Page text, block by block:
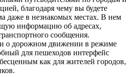
благодаря чему вы будете
даже в незнакомых местах. В нем
информацию об адресах,
сообщения.
о дорожном движении в режиме
для пешеходов интерфейс
как для жителей городов,